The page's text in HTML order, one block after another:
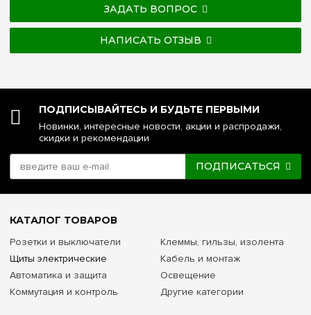
ЗАДАТЬ ВОПРОС
НАПИСАТЬ ОТЗЫВ
ПОДПИСЫВАЙТЕСЬ И БУДЬТЕ ПЕРВЫМИ
Новинки, интересные новости, акции и распродажи,
скидки и рекомендации
ПОДПИСАТЬСЯ
КАТАЛОГ ТОВАРОВ
Розетки и выключатели
Щиты электрические
Автоматика и защита
Коммутация и контроль
Клеммы, гильзы, изолента
Кабель и монтаж
Освещение
Другие категории